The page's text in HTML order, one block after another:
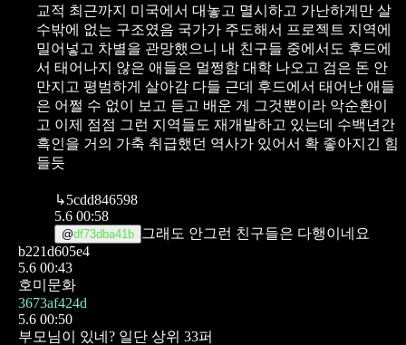
교적 최근까지 미국에서 대놓고 멸시하고 가난하게만 살
수밖에 없는 구조였음 국가가 주도해서 프로젝트 지역에
밀어넣고 차별을 관망했으니 내 친구들 중에서도 후드에
서 태어나지 않은 애들은 멀쩡함 대학 나오고 검은 돈 안
만지고 평범하게 살아감 다들 근데 후드에서 태어난 애들
은 어쩔 수 없이 보고 듣고 배운 게 그것뿐이라 악순환이
고 이제 점점 그런 지역들도 재개발하고 있는데 수백년간
흑인을 거의 가축 취급했던 역사가 있어서 확 좋아지긴 힘
들듯
↳5cdd846598
5.6 00:58
@df73dba41b
그래도 안그런 친구들은 다행이네요
b221d605e4
5.6 00:43
호미문화
3673af424d
5.6 00:50
부모님이 있네? 일단 상위 33퍼